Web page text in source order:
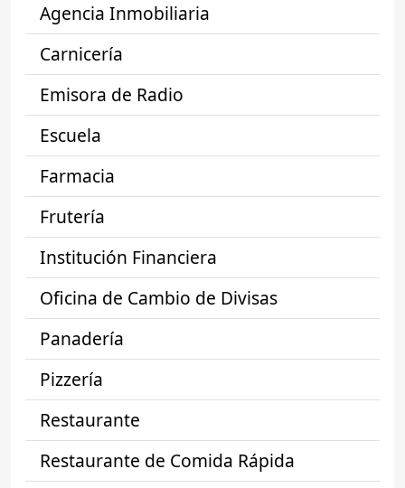
Agencia Inmobiliaria
Carnicería
Emisora de Radio
Escuela
Farmacia
Frutería
Institución Financiera
Oficina de Cambio de Divisas
Panadería
Pizzería
Restaurante
Restaurante de Comida Rápida